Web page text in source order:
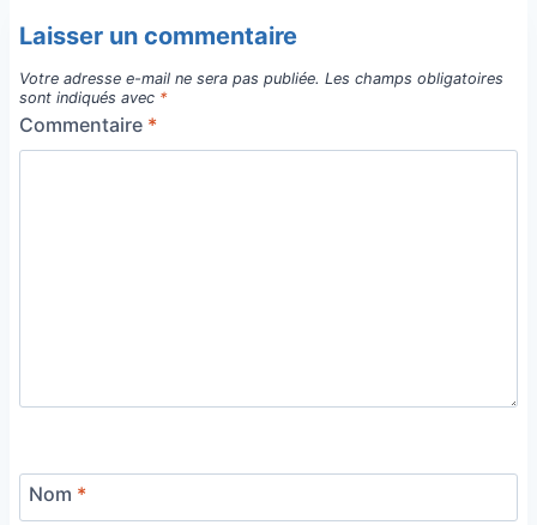
Laisser un commentaire
Votre adresse e-mail ne sera pas publiée. Les champs obligatoires
sont indiqués avec *
Commentaire *
Nom *